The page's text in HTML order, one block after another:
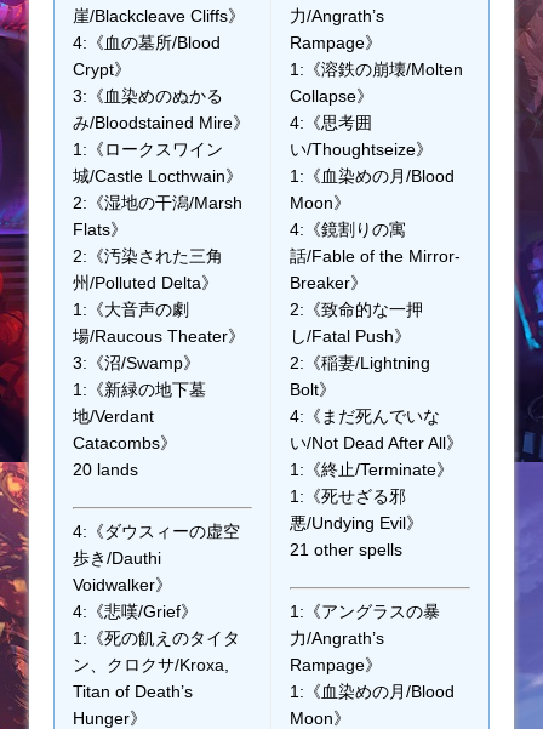
崖/Blackcleave Cliffs》
4:《血の墓所/Blood
Crypt》
3:《血染めのぬかる
み/Bloodstained Mire》
1:《ロークスワイン
城/Castle Locthwain》
2:《湿地の干潟/Marsh
Flats》
2:《汚染された三角
州/Polluted Delta》
1:《大音声の劇
場/Raucous Theater》
3:《沼/Swamp》
1:《新緑の地下墓
地/Verdant
Catacombs》
20 lands
4:《ダウスィーの虚空
歩き/Dauthi
Voidwalker》
4:《悲嘆/Grief》
1:《死の飢えのタイタ
ン、クロクサ/Kroxa,
Titan of Death’s
Hunger》
力/Angrath’s
Rampage》
1:《溶鉄の崩壊/Molten
Collapse》
4:《思考囲
い/Thoughtseize》
1:《血染めの月/Blood
Moon》
4:《鏡割りの寓
話/Fable of the Mirror-
Breaker》
2:《致命的な一押
し/Fatal Push》
2:《稲妻/Lightning
Bolt》
4:《まだ死んでいな
い/Not Dead After All》
1:《終止/Terminate》
1:《死せざる邪
悪/Undying Evil》
21 other spells
1:《アングラスの暴
力/Angrath’s
Rampage》
1:《血染めの月/Blood
Moon》